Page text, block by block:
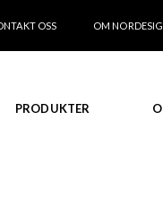
OSS OM
PRODUKTER